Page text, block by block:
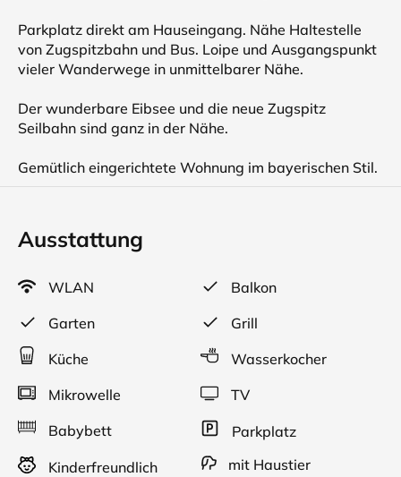
Parkplatz direkt am Hauseingang. Nähe Haltestelle
von Zugspitzbahn und Bus. Loipe und Ausgangspunkt
vieler Wanderwege in unmittelbarer Nähe.
Der wunderbare Eibsee und die neue Zugspitz
Seilbahn sind ganz in der Nähe.
Gemütlich eingerichtete Wohnung im bayerischen Stil.
Ausstattung
WLAN
Balkon
Garten
Grill
Küche
Wasserkocher
Mikrowelle
TV
Babybett
Parkplatz
Kinderfreundlich
mit Haustier